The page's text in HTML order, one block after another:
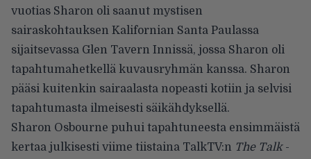
vuotias Sharon oli saanut mystisen
sairaskohtauksen Kalifornian Santa Paulassa
sijaitsevassa Glen Tavern Innissä, jossa Sharon oli
tapahtumahetkellä kuvausryhmän kanssa. Sharon
pääsi kuitenkin sairaalasta nopeasti kotiin ja selvisi
tapahtumasta ilmeisesti säikähdyksellä.
Sharon Osbourne puhui tapahtuneesta ensimmäistä
kertaa julkisesti viime tiistaina TalkTV:n The Talk-